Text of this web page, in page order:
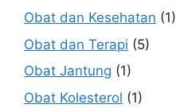
Obat dan Kesehatan (1)
Obat dan Terapi (5)
Obat Jantung (1)
Obat Kolesterol (1)